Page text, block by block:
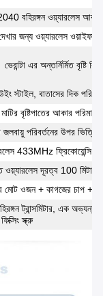
বহিরঙ্গন ওয়্যারলেস
জন্য ওয়্যারলেস
ভেরান্টা এর অন্তর্নির্মিত বৃষ্টি
স্টাইল, বাতাসের দিক পরিমাপ
বৃষ্টিপাতের আকার পরিমাপ
জলবায়ু পরিবর্তনের উপর
433MHz ফ্রিকোয়েন্সি
ওয়্যারলেস দূরত্ব 100
মোট ওজন + কাগজের চাপ +
ট্রান্সমিটার, এক
স্ক্রু